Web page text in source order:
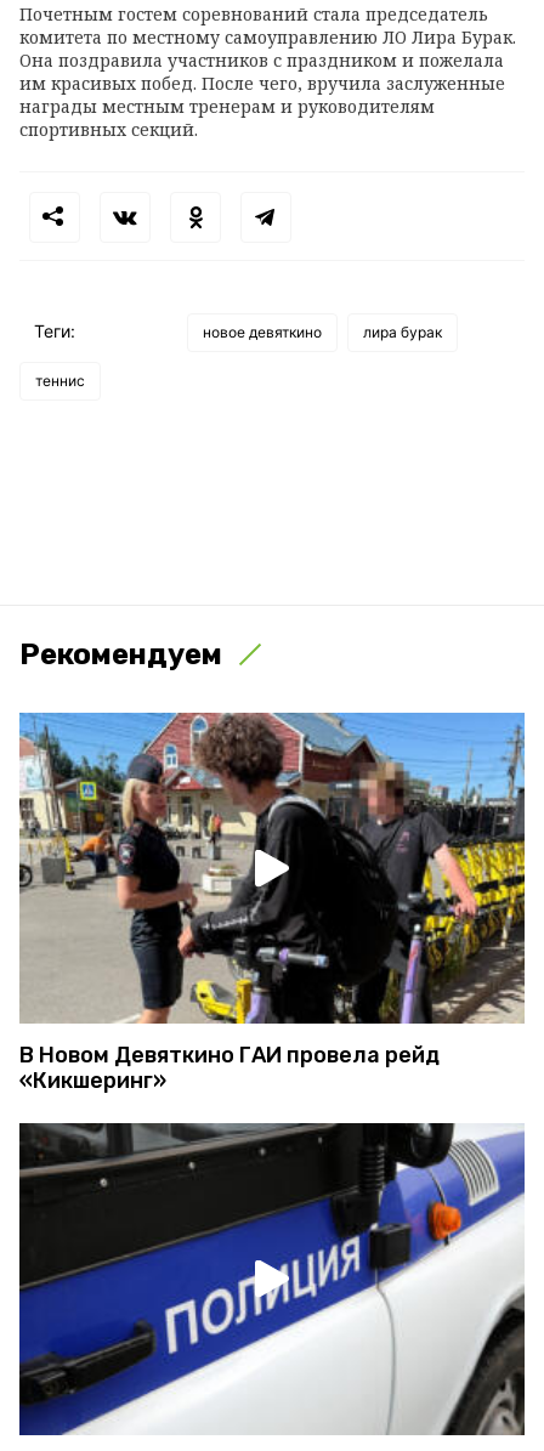
Почетным гостем соревнований стала председатель
комитета по местному самоуправлению ЛО Лира Бурак.
Она поздравила участников с праздником и пожелала
им красивых побед. После чего, вручила заслуженные
награды местным тренерам и руководителям
спортивных секций.
Теги: новое девяткино лира бурак
теннис
Рекомендуем
В Новом Девяткино ГАИ провела рейд
«Кикшеринг»